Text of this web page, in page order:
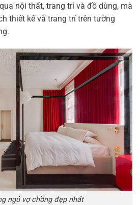
nội thất, trang trí và đồ dùng, mà
thiết kế và trang trí trên tường
ngủ vợ chồng đẹp nhất